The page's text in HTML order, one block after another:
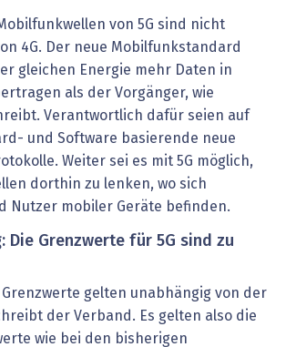
von 5G sind nicht
4G. Der neue Mobilfunkstandard
gleichen Energie mehr Daten in
als der Vorgänger, wie
Verantwortlich dafür seien auf
und Software basierende neue
Weiter sei es mit 5G möglich,
dorthin zu lenken, wo sich
Nutzer mobiler Geräte befinden.
Die Grenzwerte für 5G sind zu
Grenzwerte gelten unabhängig von der
der Verband. Es gelten also die
wie bei den bisherigen